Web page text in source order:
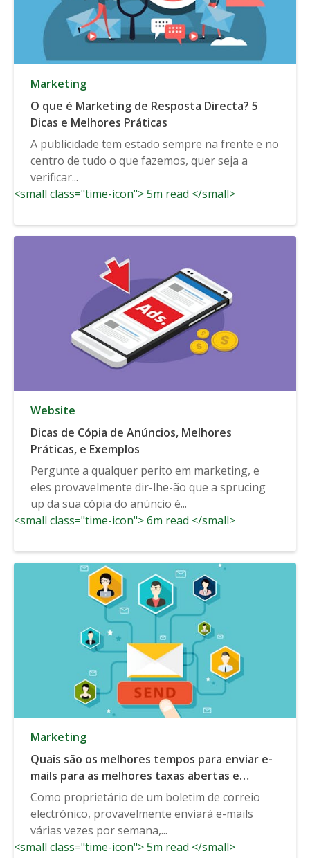
Marketing
O que é Marketing de Resposta Directa? 5
Dicas e Melhores Práticas
A publicidade tem estado sempre na frente e no
centro de tudo o que fazemos, quer seja a
verificar...
<small class="time-icon"> 5m read </small>
Website
Dicas de Cópia de Anúncios, Melhores
Práticas, e Exemplos
Pergunte a qualquer perito em marketing, e
eles provavelmente dir-lhe-ão que a sprucing
up da sua cópia do anúncio é...
<small class="time-icon"> 6m read </small>
Marketing
Quais são os melhores tempos para enviar e-
mails para as melhores taxas abertas e
cliques?
Como proprietário de um boletim de correio
electrónico, provavelmente enviará e-mails
várias vezes por semana,...
<small class="time-icon"> 5m read </small>